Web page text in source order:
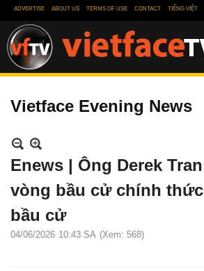
ADVERTISE ABOUT US TERMS OF USE CONTACT TIẾNG VIỆT
Vietface Evening News
Enews | Ông Derek
vòng bầu cử chính
bầu cử
04/06/2026 10:43 SA (Xem: 568)